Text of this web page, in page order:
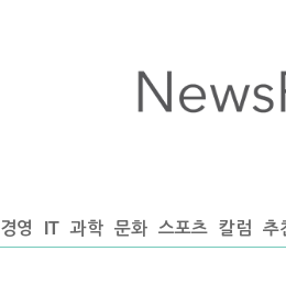
경영 IT 과학 문화 스포츠 칼럼 추